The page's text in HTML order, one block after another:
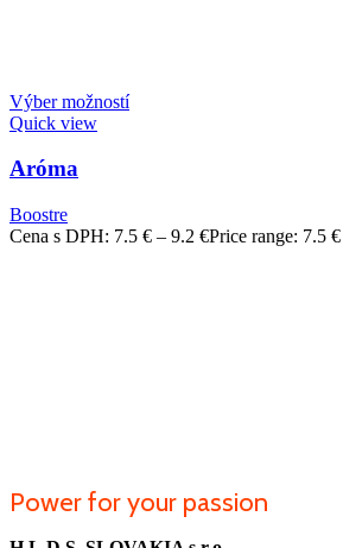
Výber možností
Quick view
Aróma
Boostre
Cena s DPH: 7.5 € – 9.2 €Price range: 7.5
Power for your passion